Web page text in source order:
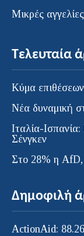
Μικρές
Τελευταία
Κύμα
Νέα δυναμική
Ιταλία-
Σένγκεν
Στο 28% η
Δημοφιλή
ActionAid: